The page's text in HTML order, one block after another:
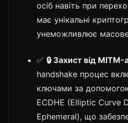
осіб навіть при
має унікальні
унеможливлює
✅ 🔒 Захист від MITM-
handshake процес
ключами за
ECDHE (Elliptic Curve
Ephemeral), що